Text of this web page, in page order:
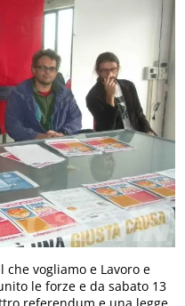
che vogliamo e Lavoro e
le forze e da sabato 13
referendum e una legge